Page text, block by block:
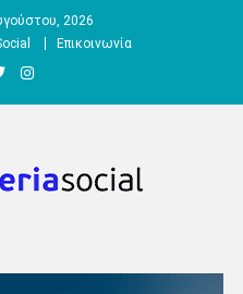
2026
Επικοινωνία